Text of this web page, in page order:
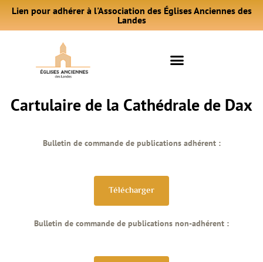
Lien pour adhérer à l'Association des Églises Anciennes des
Landes
Cartulaire de la Cathédrale de Dax
Bulletin de commande de publications adhérent :
Télécharger
Bulletin de commande de publications non-adhérent :